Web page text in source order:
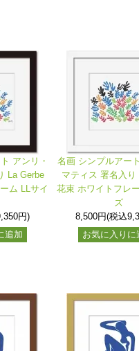
アンリ・
La Gerbe
ム LLサイ
円)
追加
名画 シンプルアー
マティス 署名入り
花束 ホワイトフレ
ズ
8,500円(税込
お気に入りに